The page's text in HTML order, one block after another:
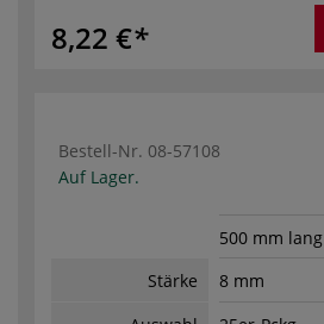
8,22 €
Bestell-Nr. 08-57108
Auf Lager.
500 mm lang
Stärke
8 mm